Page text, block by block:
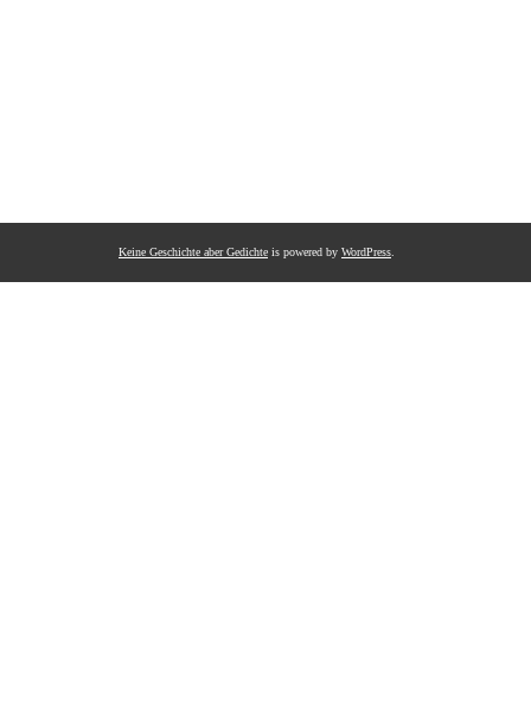
Keine Geschichte aber Gedichte is powered by WordPress